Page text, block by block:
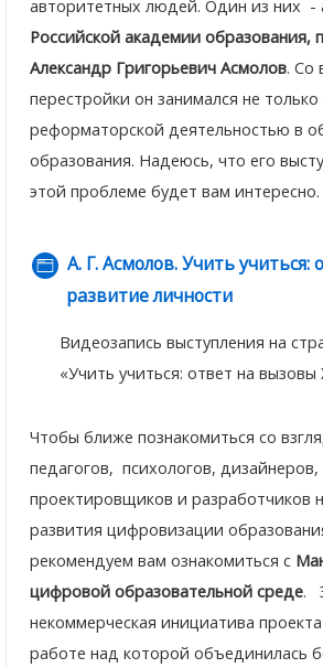
авторитетных людей. Один из них -
Российской академии образования,
Александр Григорьевич Асмолов. Со
перестройки он занимался не
реформаторской деятельностью в
образования. Надеюсь, что его
этой проблеме будет вам интересно.
А. Г. Асмолов. Учить учиться:
развитие личностиСтраница
Видеозапись выступления на
«Учить учиться: ответ на вызовы
Чтобы ближе познакомиться со
педагогов, психологов, дизайнеров,
проектировщиков и разработчиков
развития цифровизации
рекомендуем вам ознакомиться с
цифровой образовательной среде.
некоммерческая инициатива
работе над которой объединилась